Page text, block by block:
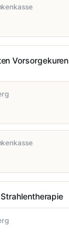
Vorsorgekuren